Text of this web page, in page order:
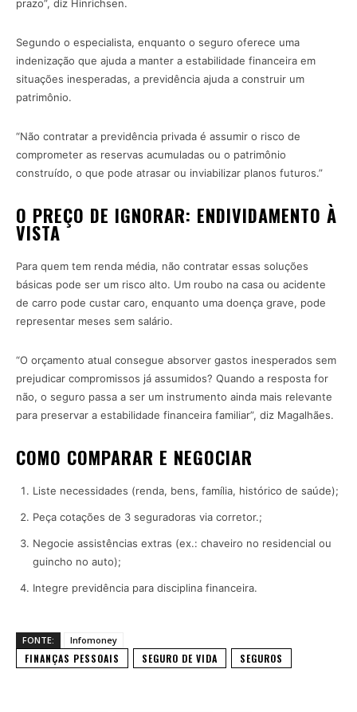
prazo”, diz Hinrichsen.
Segundo o especialista, enquanto o seguro oferece uma
indenização que ajuda a manter a estabilidade financeira em
situações inesperadas, a previdência ajuda a construir um
patrimônio.
“Não contratar a previdência privada é assumir o risco de
comprometer as reservas acumuladas ou o patrimônio
construído, o que pode atrasar ou inviabilizar planos futuros.”
O PREÇO DE IGNORAR: ENDIVIDAMENTO À
VISTA
Para quem tem renda média, não contratar essas soluções
básicas pode ser um risco alto. Um roubo na casa ou acidente
de carro pode custar caro, enquanto uma doença grave, pode
representar meses sem salário.
“O orçamento atual consegue absorver gastos inesperados sem
prejudicar compromissos já assumidos? Quando a resposta for
não, o seguro passa a ser um instrumento ainda mais relevante
para preservar a estabilidade financeira familiar”, diz Magalhães.
COMO COMPARAR E NEGOCIAR
Liste necessidades (renda, bens, família, histórico de saúde);
Peça cotações de 3 seguradoras via corretor.;
Negocie assistências extras (ex.: chaveiro no residencial ou
guincho no auto);
Integre previdência para disciplina financeira.
FONTE: Infomoney
FINANÇAS PESSOAIS SEGURO DE VIDA SEGUROS